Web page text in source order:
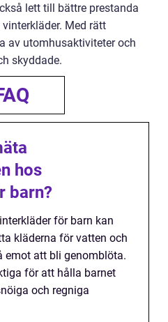
lett till bättre prestanda
Med rätt
av utomhusaktiviteter och
skyddade.
hos
barn?
för barn kan
kläderna för vatten och
emot att bli genomblöta.
för att hålla barnet
och regniga